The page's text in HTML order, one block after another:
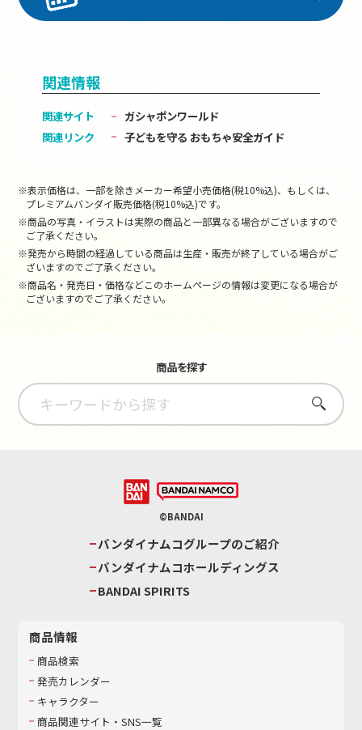
関連情報
関連サイト
ガシャポンワールド
関連リンク
子どもを守る おもちゃ安全ガイド
※表示価格は、一部を除きメーカー希望小売価格(税10%込)、もしくは、
プレミアムバンダイ販売価格(税10%込)です。
※商品の写真・イラストは実際の商品と一部異なる場合がございますので
ご了承ください。
※発売から時間の経過している商品は生産・販売が終了している場合がご
ざいますのでご了承ください。
※商品名・発売日・価格などこのホームページの情報は変更になる場合が
ございますのでご了承ください。
商品を探す
さがす
©BANDAI
バンダイナムコグループのご紹介
バンダイナムコホールディングス
BANDAI SPIRITS
商品情報
商品検索
発売カレンダー
キャラクター
商品関連サイト・SNS一覧